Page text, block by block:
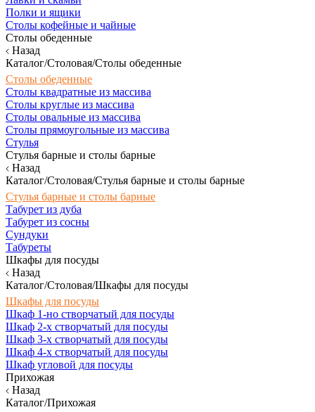
Полки и ящики
Столы кофейные и чайные
Столы обеденные
Назад
Каталог/Столовая/Столы обеденные
Столы обеденные
Столы квадратные из массива
Столы круглые из массива
Столы овальные из массива
Столы прямоугольные из массива
Стулья
Стулья барные и столы барные
Назад
Каталог/Столовая/Стулья барные и столы барные
Стулья барные и столы барные
Табурет из дуба
Табурет из сосны
Сундуки
Табуреты
Шкафы для посуды
Назад
Каталог/Столовая/Шкафы для посуды
Шкафы для посуды
Шкаф 1-но створчатый для посуды
Шкаф 2-х створчатый для посуды
Шкаф 3-х створчатый для посуды
Шкаф 4-х створчатый для посуды
Шкаф угловой для посуды
Прихожая
Назад
Каталог/Прихожая